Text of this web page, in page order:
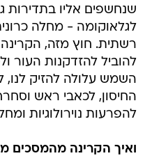
שנחשפים אליו בתדירות
לגלאוקומה - מחלה כרונית
רשתית. חוץ מזה,
להוביל להזדקנות העור
השמש עלולה להזיק לנו,
החיסון, לכאבי ראש
להפרעות נוירולוגיות
ואיך הקרינה מהמסכים